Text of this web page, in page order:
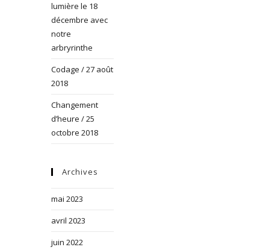
lumière le 18
décembre avec
notre
arbryrinthe
Codage / 27 août
2018
Changement
d’heure / 25
octobre 2018
Archives
mai 2023
avril 2023
juin 2022